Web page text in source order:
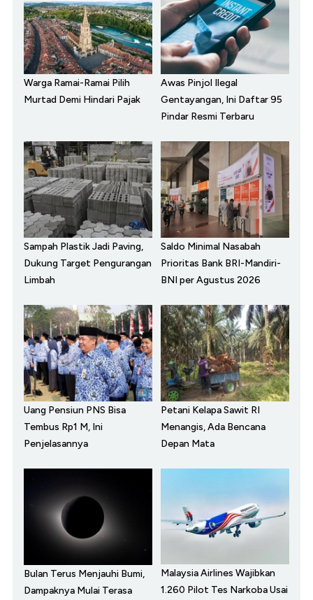
Warga Ramai-Ramai Pilih
Murtad Demi Hindari Pajak
Awas Pinjol Ilegal
Gentayangan, Ini Daftar 95
Pindar Resmi Terbaru
Sampah Plastik Jadi Paving,
Dukung Target Pengurangan
Limbah
Saldo Minimal Nasabah
Prioritas Bank BRI-Mandiri-
BNI per Agustus 2026
Uang Pensiun PNS Bisa
Tembus Rp1 M, Ini
Penjelasannya
Petani Kelapa Sawit RI
Menangis, Ada Bencana
Depan Mata
Bulan Terus Menjauhi Bumi,
Dampaknya Mulai Terasa
Malaysia Airlines Wajibkan
1.260 Pilot Tes Narkoba Usai